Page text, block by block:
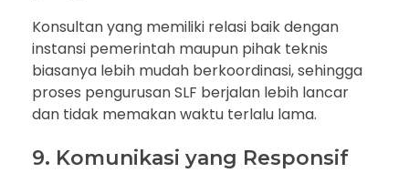
Konsultan yang memiliki relasi baik dengan
instansi pemerintah maupun pihak teknis
biasanya lebih mudah berkoordinasi, sehingga
proses pengurusan SLF berjalan lebih lancar
dan tidak memakan waktu terlalu lama.
9. Komunikasi yang Responsif